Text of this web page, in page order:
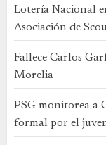
Lotería Nacional
Asociación de
Fallece Carlos
Morelia
PSG monitorea a
formal por el